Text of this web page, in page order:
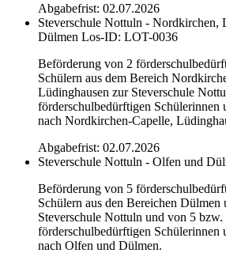
Abgabefrist: 02.07.2026
Steverschule Nottuln - Nordkirchen,
Dülmen Los-ID: LOT-0036
Beförderung von 2
Schülern aus dem Bereich
Lüdinghausen zur Steverschule
förderschulbedürftigen Schülerinnen
nach Nordkirchen-Capelle,
Abgabefrist: 02.07.2026
Steverschule Nottuln - Olfen und
Beförderung von 5
Schülern aus den Bereichen
Steverschule Nottuln und von 5 bzw.
förderschulbedürftigen Schülerinnen
nach Olfen und Dülmen.